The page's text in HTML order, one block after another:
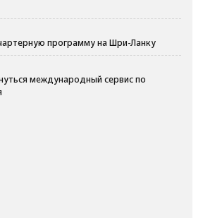
программу на Шри-Ланку
международный сервис по